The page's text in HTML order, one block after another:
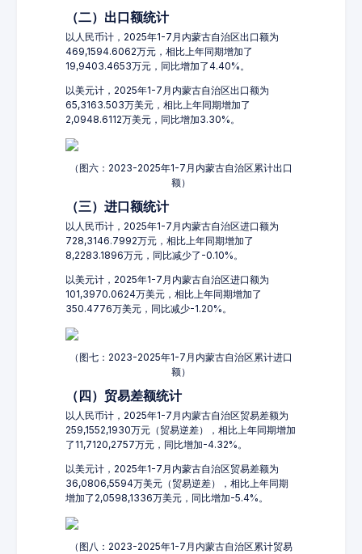
（二）出口额统计
以人民币计，2025年1-7月内蒙古自治区出口额为
469,1594.6062万元，相比上年同期增加了
19,9403.4653万元，同比增加了4.40%。
以美元计，2025年1-7月内蒙古自治区出口额为
65,3163.503万美元，相比上年同期增加了
2,0948.6112万美元，同比增加3.30%。
（图六：2023-2025年1-7月内蒙古自治区累计出口
额）
（三）进口额统计
以人民币计，2025年1-7月内蒙古自治区进口额为
728,3146.7992万元，相比上年同期增加了
8,2283.1896万元，同比减少了-0.10%。
以美元计，2025年1-7月内蒙古自治区进口额为
101,3970.0624万美元，相比上年同期增加了
350.4776万美元，同比减少-1.20%。
（图七：2023-2025年1-7月内蒙古自治区累计进口
额）
（四）贸易差额统计
以人民币计，2025年1-7月内蒙古自治区贸易差额为
259,1552,1930万元（贸易逆差），相比上年同期增加
了11,7120,2757万元，同比增加-4.32%。
以美元计，2025年1-7月内蒙古自治区贸易差额为
36,0806,5594万美元（贸易逆差），相比上年同期
增加了2,0598,1336万美元，同比增加-5.4%。
（图八：2023-2025年1-7月内蒙古自治区累计贸易